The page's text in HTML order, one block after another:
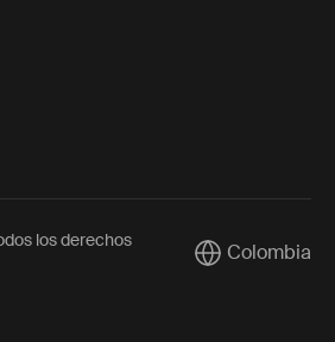
los derechos
CurrentColombia